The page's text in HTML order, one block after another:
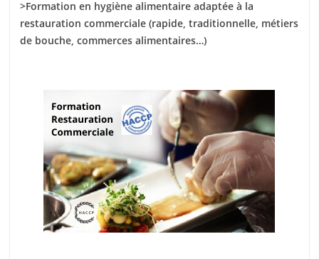
>Formation en hygiène alimentaire adaptée à la
restauration commerciale (rapide, traditionnelle, métiers
de bouche, commerces alimentaires…)